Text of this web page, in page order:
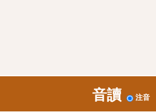
音讀 注音